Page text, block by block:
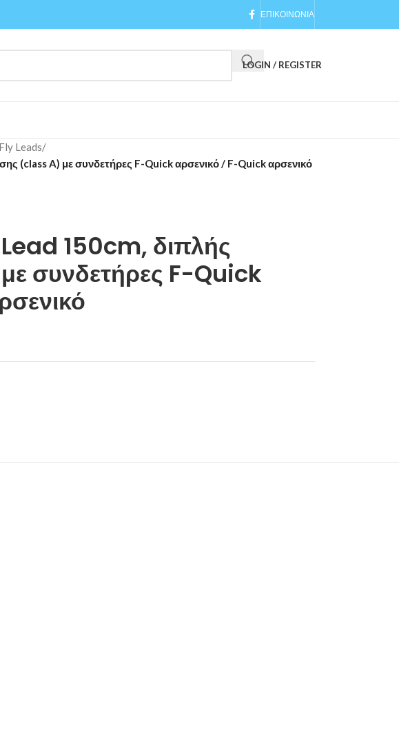
ΕΠΙΚΟΙΝΩΝΙΑ
LOGIN / REGISTER
Leads/
(class A) με συνδετήρες F-Quick αρσενικό / F-Quick αρσενικό
150cm, διπλής
συνδετήρες F-Quick